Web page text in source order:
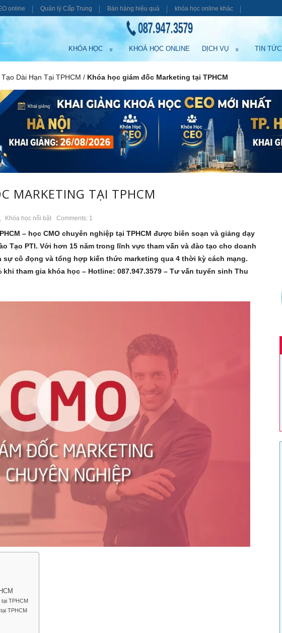
online Quản lý Cấp Trung Bán hàng hiệu quả khóa học online khác
087.947.3579
KHÓA HỌC KHOÁ HỌC ONLINE DỊCH VỤ TIN TỨC
Dài Hạn Tại TPHCM / Khóa học giám đốc Marketing tại TPHCM
MARKETING TẠI TPHCM
, Khóa học nổi bật Comments: 1
– học CMO chuyên nghiệp tại TPHCM được biên soạn và giảng dạy
Tạo PTI. Với hơn 15 năm trong lĩnh vực tham vấn và đào tạo cho doanh
sự cô đọng và tổng hợp kiến thức marketing qua 4 thời kỳ cách mạng.
tham gia khóa học – Hotline: 087.947.3579 – Tư vấn tuyển sinh Thu
TPHCM
TPHCM